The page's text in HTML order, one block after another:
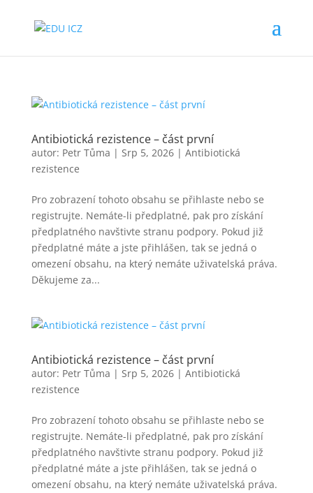
Antibiotická rezistence – část první
autor: Petr Tůma | Srp 5, 2026| Antibiotická
rezistence
Pro zobrazení tohoto obsahu se přihlaste nebo se
registrujte. Nemáte-li předplatné, pak pro získání
předplatného navštivte stranu podpory. Pokud již
předplatné máte a jste přihlášen, tak se jedná o
omezení obsahu, na který nemáte uživatelská práva.
Děkujeme za...
Antibiotická rezistence – část první
autor: Petr Tůma | Srp 5, 2026| Antibiotická
rezistence
Pro zobrazení tohoto obsahu se přihlaste nebo se
registrujte. Nemáte-li předplatné, pak pro získání
předplatného navštivte stranu podpory. Pokud již
předplatné máte a jste přihlášen, tak se jedná o
omezení obsahu, na který nemáte uživatelská práva.